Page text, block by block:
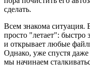
сделать.
Всем знакома ситуация.
просто "летает": быстро
и открывает любые
Однако, уже спустя даже
мы начинаем